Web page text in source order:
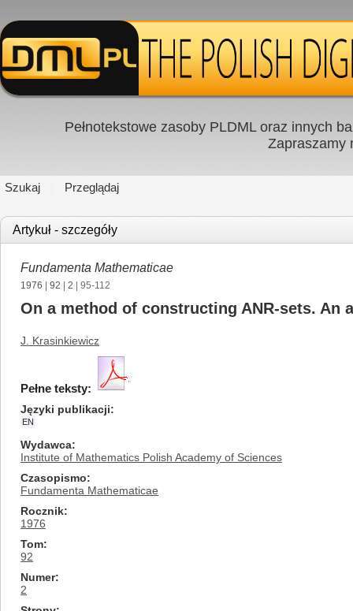
Pełnotekstowe zasoby PLDML oraz innych
Zapraszamy
Szukaj Przeglądaj
Artykuł - szczegóły
Fundamenta Mathematicae
1976 92 2 | 95-112
On a method of constructing ANR-sets.
J. Krasinkiewicz
Pełne teksty:
Języki publikacji
EN
Wydawca
Institute of Mathematics Polish Academy of Sciences
Czasopismo
Fundamenta Mathematicae
Rocznik
1976
Tom
92
Numer
2